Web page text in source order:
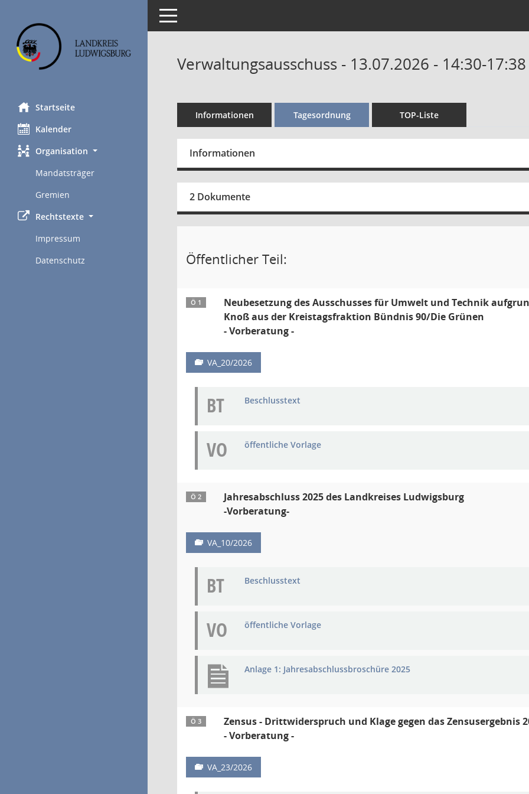
Startseite
Kalender
Organisation
Mandatsträger
Gremien
Rechtstexte
Impressum
Datenschutz
Toggle navigation
Verwaltungsausschuss - 13.07.2026 - 14:30-
Informationen Tagesordnung TOP-Liste
Informationen
2 Dokumente
Öffentlicher Teil:
Ö 1
Neubesetzung des Ausschusses für Umwelt und Technik
Knoß aus der Kreistagsfraktion Bündnis 90/Die Grünen
- Vorberatung -
VA_20/2026
BT Beschlusstext
VO öffentliche Vorlage
Ö 2
Jahresabschluss 2025 des Landkreises Ludwigsburg
-Vorberatung-
VA_10/2026
BT Beschlusstext
VO öffentliche Vorlage
Anlage 1: Jahresabschlussbroschüre 2025
Ö 3
Zensus - Drittwiderspruch und Klage gegen das Zensusergebnis
- Vorberatung -
VA_23/2026